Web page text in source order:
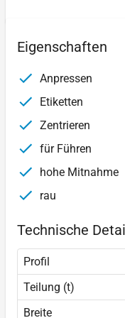
Eigenschaften
Anpressen
Etiketten
Zentrieren
für Führen
hohe Mitnahme
rau
Technische
Profil
Teilung (t)
Breite